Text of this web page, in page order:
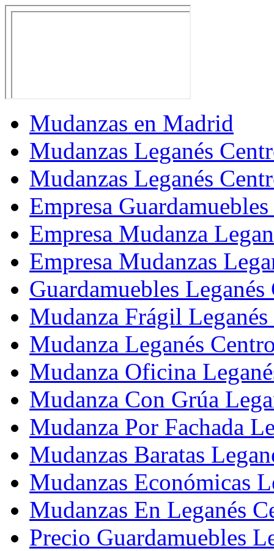
Mudanzas en Madrid
Mudanzas Leganés
Mudanzas Leganés
Empresa
Empresa Mudanza
Empresa Mudanzas
Guardamuebles Leganés
Mudanza Frágil
Mudanza Leganés
Mudanza Oficina
Mudanza Con Grúa
Mudanza Por Fachada
Mudanzas Baratas
Mudanzas Económicas
Mudanzas En Leganés
Precio Guardamuebles